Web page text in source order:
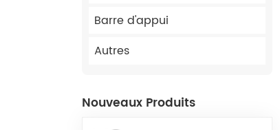
Barre d'appui
Autres
Nouveaux Produits